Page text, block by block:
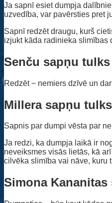
Ja sapnī esiet dumpja
uzvedība, var pavērsties pret
Sapnī redzēt draugu, kurš
izjukt kāda radinieka slimības
Senču sapņu tulks
Redzēt − nemiers dzīvē un
Millera sapņu tulks
Sapnis par dumpi vēsta par
Ja redzi, ka dumpja laikā ir
neveiksmes visās lietās, kā
cilvēka slimība vai nāve, kuru
Simona